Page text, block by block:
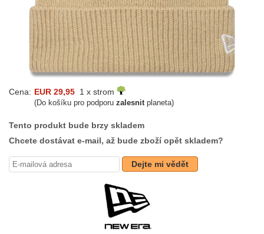
Cena: EUR 29,95 1 x strom
(Do košíku pro podporu zalesnitplaneta)
Tento produkt bude brzy skladem
Chcete dostávat e-mail, až bude zboží opět skladem?
Dejte mi vědět